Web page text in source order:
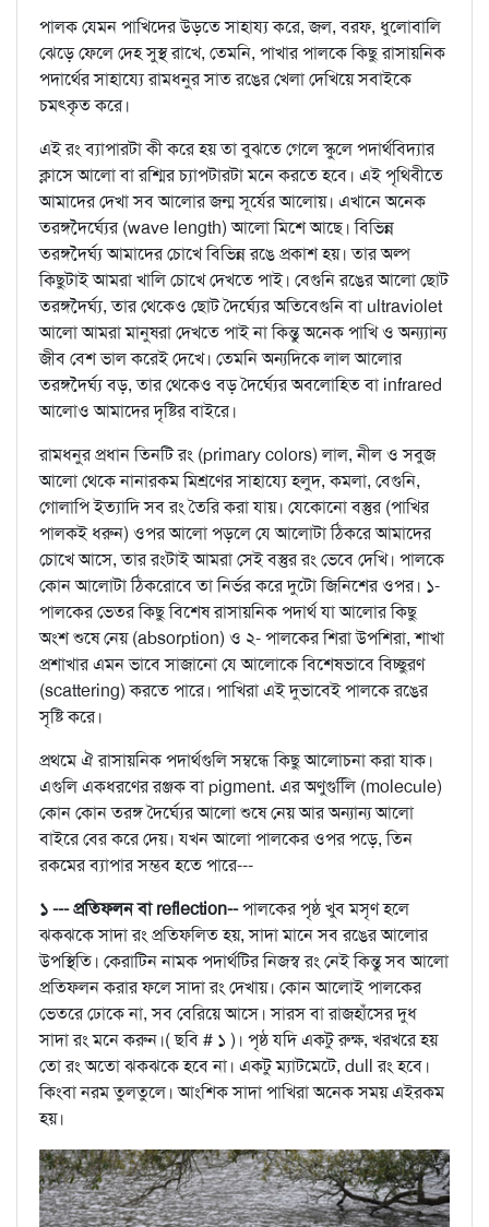
পালক যেমন পাখিদের উড়তে সাহায্য করে, জল, বরফ, ধুলোবালি
ঝেড়ে ফেলে দেহ সুস্থ রাখে, তেমনি, পাখার পালকে কিছু রাসায়নিক
পদার্থের সাহায্যে রামধনুর সাত রঙের খেলা দেখিয়ে সবাইকে
চমৎকৃত করে।
এই রং ব্যাপারটা কী করে হয় তা বুঝতে গেলে স্কুলে পদার্থবিদ্যার
ক্লাসে আলো বা রশ্মির চ্যাপটারটা মনে করতে হবে। এই পৃথিবীতে
আমাদের দেখা সব আলোর জন্ম সূর্যের আলোয়। এখানে অনেক
তরঙ্গদৈর্ঘ্যের (wave length) আলো মিশে আছে। বিভিন্ন
তরঙ্গদৈর্ঘ্য আমাদের চোখে বিভিন্ন রঙে প্রকাশ হয়। তার অল্প
কিছুটাই আমরা খালি চোখে দেখতে পাই। বেগুনি রঙের আলো ছোট
তরঙ্গদৈর্ঘ্য, তার থেকেও ছোট দৈর্ঘ্যের অতিবেগুনি বা ultraviolet
আলো আমরা মানুষরা দেখতে পাই না কিন্তু অনেক পাখি ও অন্য্যান্য
জীব বেশ ভাল করেই দেখে। তেমনি অন্যদিকে লাল আলোর
তরঙ্গদৈর্ঘ্য বড়, তার থেকেও বড় দৈর্ঘ্যের অবলোহিত বা infrared
আলোও আমাদের দৃষ্টির বাইরে।
রামধনুর প্রধান তিনটি রং (primary colors) লাল, নীল ও সবুজ
আলো থেকে নানারকম মিশ্রণের সাহায্যে হলুদ, কমলা, বেগুনি,
গোলাপি ইত্যাদি সব রং তৈরি করা যায়। যেকোনো বস্তুর (পাখির
পালকই ধরুন) ওপর আলো পড়লে যে আলোটা ঠিকরে আমাদের
চোখে আসে, তার রংটাই আমরা সেই বস্তুর রং ভেবে দেখি। পালকে
কোন আলোটা ঠিকরোবে তা নির্ভর করে দুটো জিনিশের ওপর। ১-
পালকের ভেতর কিছু বিশেষ রাসায়নিক পদার্থ যা আলোর কিছু
অংশ শুষে নেয় (absorption) ও ২- পালকের শিরা উপশিরা, শাখা
প্রশাখার এমন ভাবে সাজানো যে আলোকে বিশেষভাবে বিচ্ছুরণ
(scattering) করতে পারে। পাখিরা এই দুভাবেই পালকে রঙের
সৃষ্টি করে।
প্রথমে ঐ রাসায়নিক পদার্থগুলি সম্বন্ধে কিছু আলোচনা করা যাক।
এগুলি একধরণের রঞ্জক বা pigment. এর অণুগুলিি (molecule)
কোন কোন তরঙ্গ দৈর্ঘ্যের আলো শুষে নেয় আর অন্যান্য আলো
বাইরে বের করে দেয়। যখন আলো পালকের ওপর পড়ে, তিন
রকমের ব্যাপার সম্ভব হতে পারে---
১ --- প্রতিফলন বা reflection--পালকের পৃষ্ঠ খুব মসৃণ হলে
ঝকঝকে সাদা রং প্রতিফলিত হয়, সাদা মানে সব রঙের আলোর
উপস্থিতি। কেরাটিন নামক পদার্থটির নিজস্ব রং নেই কিন্তু সব আলো
প্রতিফলন করার ফলে সাদা রং দেখায়। কোন আলোই পালকের
ভেতরে ঢোকে না, সব বেরিয়ে আসে। সারস বা রাজহাঁসের দুধ
সাদা রং মনে করুন।( ছবি # ১ )। পৃষ্ঠ যদি একটু রুক্ষ, খরখরে হয়
তো রং অতো ঝকঝকে হবে না। একটু ম্যাটমেটে, dull রং হবে।
কিংবা নরম তুলতুলে। আংশিক সাদা পাখিরা অনেক সময় এইরকম
হয়।